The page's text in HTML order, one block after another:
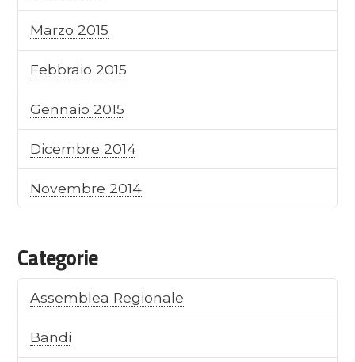
Marzo 2015
Febbraio 2015
Gennaio 2015
Dicembre 2014
Novembre 2014
Categorie
Assemblea Regionale
Bandi